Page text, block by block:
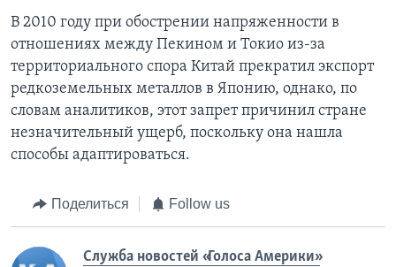
В 2010 году при обострении напряженности в
отношениях между Пекином и Токио из-за
территориального спора Китай прекратил экспорт
редкоземельных металлов в Японию, однако, по
словам аналитиков, этот запрет причинил стране
незначительный ущерб, поскольку она нашла
способы адаптироваться.
Поделиться Follow us
Служба новостей «Голоса Америки»